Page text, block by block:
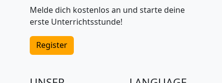
Melde dich kostenlos an und starte deine
erste Unterrichtsstunde!
Register